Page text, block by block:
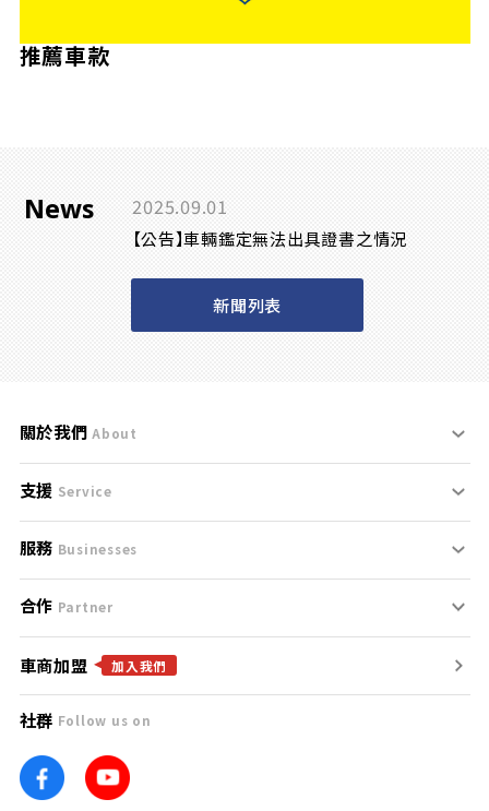
推薦車款
News 2025.09.01
【公告】車輛鑑定無法出具證書之情況
新聞列表
關於我們 About
刊登規範
服務條款
免責聲明
隱私權政策
團隊
車訊網
支援 Service
支援中心
聯絡我們
服務 Businesses
什麼是Goo鑑定？
找好車
找好店
找海外車
合作 Partner
合作夥伴
廣告合作
車商加盟 加入我們
社群 Follow us on